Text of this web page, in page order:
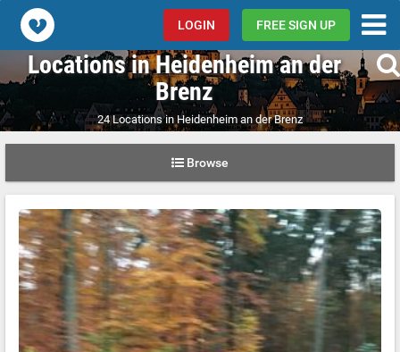
Popcorn.dating LOGIN FREE SIGN UP
Locations in Heidenheim an der
Brenz
24 Locations in Heidenheim an der Brenz
Browse